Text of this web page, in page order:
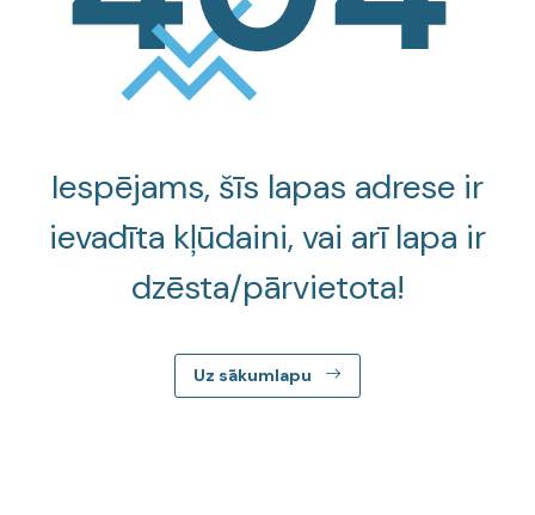
Iespējams, šīs lapas adrese ir
ievadīta kļūdaini, vai arī lapa ir
dzēsta/pārvietota!
Uz sākumlapu